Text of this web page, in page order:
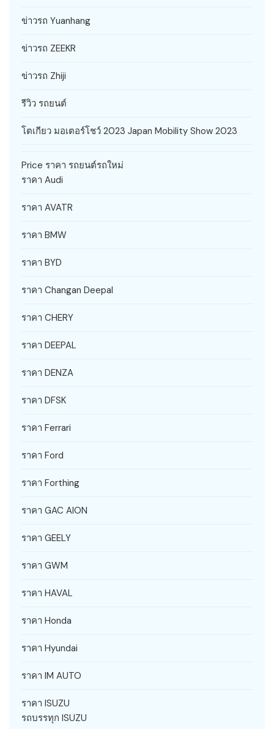
ข่าวรถ Yuanhang
ข่าวรถ ZEEKR
ข่าวรถ Zhiji
รีวิว รถยนต์
โตเกียว มอเตอร์โชว์ 2023 Japan Mobility Show 2023
Price ราคา รถยนต์รถใหม่
ราคา Audi
ราคา AVATR
ราคา BMW
ราคา BYD
ราคา Changan Deepal
ราคา CHERY
ราคา DEEPAL
ราคา DENZA
ราคา DFSK
ราคา Ferrari
ราคา Ford
ราคา Forthing
ราคา GAC AION
ราคา GEELY
ราคา GWM
ราคา HAVAL
ราคา Honda
ราคา Hyundai
ราคา IM AUTO
ราคา ISUZU
รถบรรทุก ISUZU